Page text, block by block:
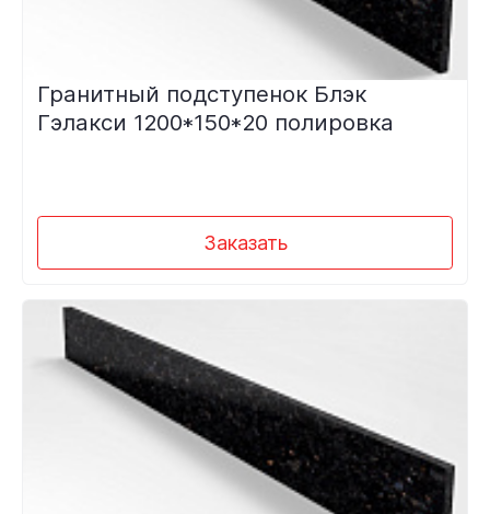
Гранитный подступенок Блэк
Гэлакси 1200*150*20 полировка
Заказать